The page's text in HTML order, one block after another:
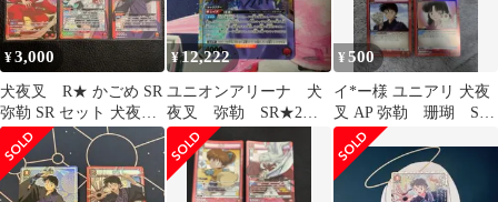
¥3,000
犬夜叉 R★ かごめ SR
弥勒 SR セット 犬夜
叉 パラレル
¥12,222
ユニオンアリーナ 犬
夜叉 弥勒 SR★2
赤 パラレル
¥500
イ*ー様 ユニアリ 犬夜
叉 AP 弥勒 珊瑚 SR
R